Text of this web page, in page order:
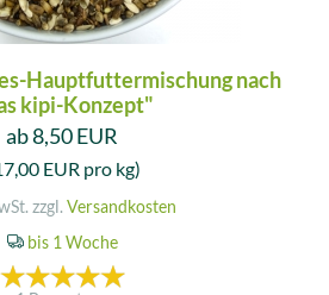
Hauptfuttermischung nach
kipi-Konzept"
ab 8,50 EUR
EUR pro kg)
zzgl. Versandkosten
bis 1 Woche